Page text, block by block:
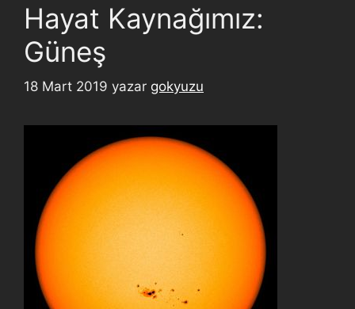
Hayat Kaynağımız:
Güneş
18 Mart 2019 yazar gokyuzu